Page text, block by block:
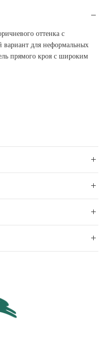
оттенка с
для неформальных
прямого кроя с широким